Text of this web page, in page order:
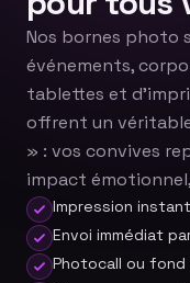
Nos bornes photo
événements,
tablettes et
offrent un
» : vos convives
impact
Impression
Envoi immédiat
Photocall ou